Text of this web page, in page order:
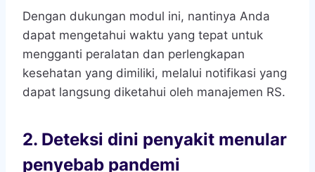
Dengan dukungan modul ini, nantinya Anda
dapat mengetahui waktu yang tepat untuk
mengganti peralatan dan perlengkapan
kesehatan yang dimiliki, melalui notifikasi yang
dapat langsung diketahui oleh manajemen RS.
2. Deteksi dini penyakit menular
penyebab pandemi